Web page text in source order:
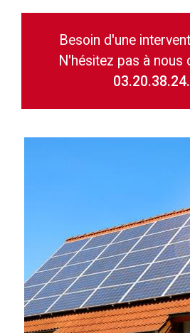
Besoin d'une
N'hésitez pas à nous